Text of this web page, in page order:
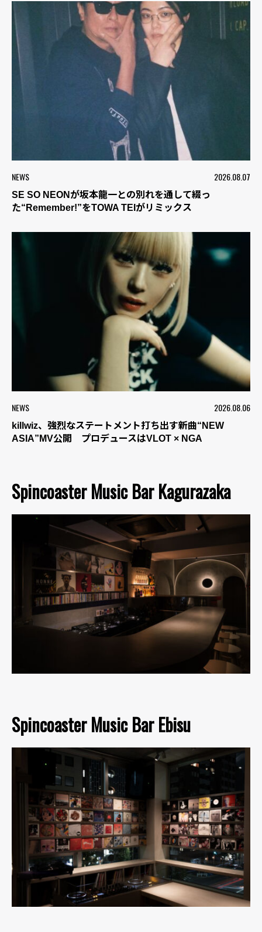
NEWS 2026.08.07
SE SO NEONが坂本龍一との別れを通して綴っ
た“Remember!”をTOWA TEIがリミックス
NEWS 2026.08.06
killwiz、強烈なステートメント打ち出す新曲“NEW
ASIA”MV公開 プロデュースはVLOT × NGA
Spincoaster Music Bar Kagurazaka
Spincoaster Music Bar Ebisu